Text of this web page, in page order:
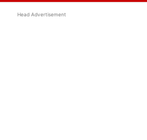
Head Advertisement